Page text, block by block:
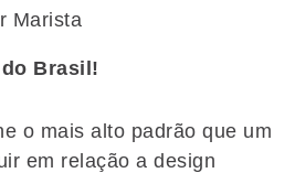
Marista
Brasil!
o mais alto padrão que um
em relação a design